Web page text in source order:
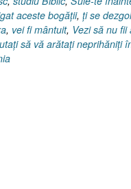
aceste bogăţii, ţi se
, vei fi mântuit, Vezi să nu
să vă arătaţi neprihăniţi